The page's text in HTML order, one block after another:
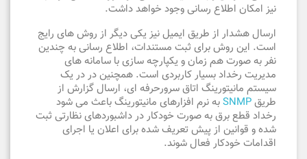
نیز امکان اطلاع رسانی وجود خواهد داشت.
ارسال هشدار از طریق ایمیل نیز یکی دیگر از روش های رایج
است. این روش برای ثبت مستندات، اطلاع رسانی به چندین
نفر به صورت هم زمان و یکپارچه سازی با سامانه های
مدیریت رخداد بسیار کاربردی است. همچنین در در یک
سیستم مانیتورینگ اتاق سرورحرفه ای، ارسال گزارش از
طریقSNMPبه نرم افزارهای مانیتورینگ باعث می شود
رخداد قطع برق به صورت خودکار در داشبوردهای نظارتی ثبت
شده و قوانین از پیش تعریف شده برای اعلان یا اجرای
اقدامات خودکار فعال شوند.